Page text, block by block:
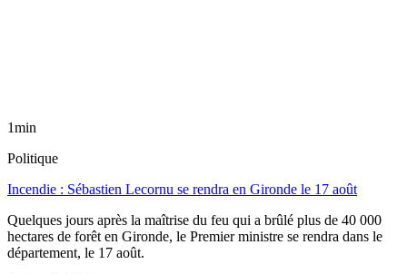
1min
Politique
Incendie : Sébastien Lecornu se rendra en Gironde le 17 août
Quelques jours après la maîtrise du feu qui a brûlé plus de 40 000
hectares de forêt en Gironde, le Premier ministre se rendra dans le
département, le 17 août.